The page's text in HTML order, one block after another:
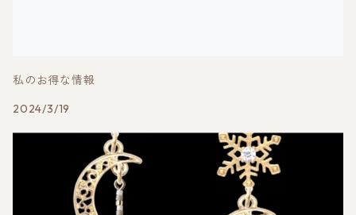
私のお得な情報
2024/3/19